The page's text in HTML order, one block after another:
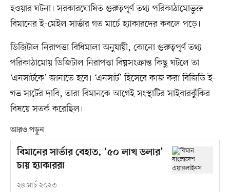
হওয়ার ঘটনা। সরকারঘোষিত গুরুত্বপূর্ণ তথ্য পরিকাঠামোভুক্ত
বিমানের ই-মেইল সার্ভার গত মার্চে হ্যাকারদের কবলে পড়ে।
ডিজিটাল নিরাপত্তা বিধিমালা অনুযায়ী, কোনো গুরুত্বপূর্ণ তথ্য
পরিকাঠামোয় ডিজিটাল নিরাপত্তা বিঘ্নসংক্রান্ত কিছু ঘটলে তা
‘এনসার্টকে’ জানাতে হবে। ‘এনসার্ট’ হিসেবে কাজ করা বিজিডি ই-
গভ সার্টের দাবি, তারা বিমানকে আগেই সংস্থাটির সাইবারঝুঁকির
বিষয়ে সতর্ক করেছিল।
আরও পড়ুন
বিমানের সার্ভার বেহাত, ‘৫০ লাখ ডলার’
চায় হ্যাকাররা
২৪ মার্চ ২০২৩